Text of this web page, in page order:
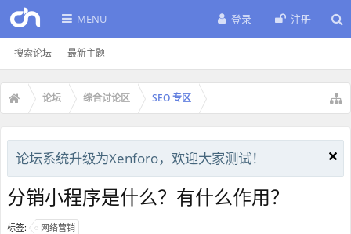
MENU
搜索论坛 最新主题
登录 注册
论坛 综合讨论区 SEO 专区
论坛系统升级为Xenforo，欢迎大家测试！
分销小程序是什么？有什么作用？
标签: 网络营销